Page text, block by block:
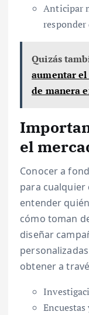
Anticipar
Quizás
aumentar el
de manera
el
Conocer a
para cualquier
entender
cómo toman
diseñar
obtener a